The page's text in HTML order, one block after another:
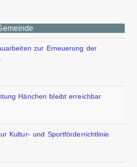
zur Erneuerung der
Hänchen bleibt erreichbar
Kultur- und Sportförderrichtlinie